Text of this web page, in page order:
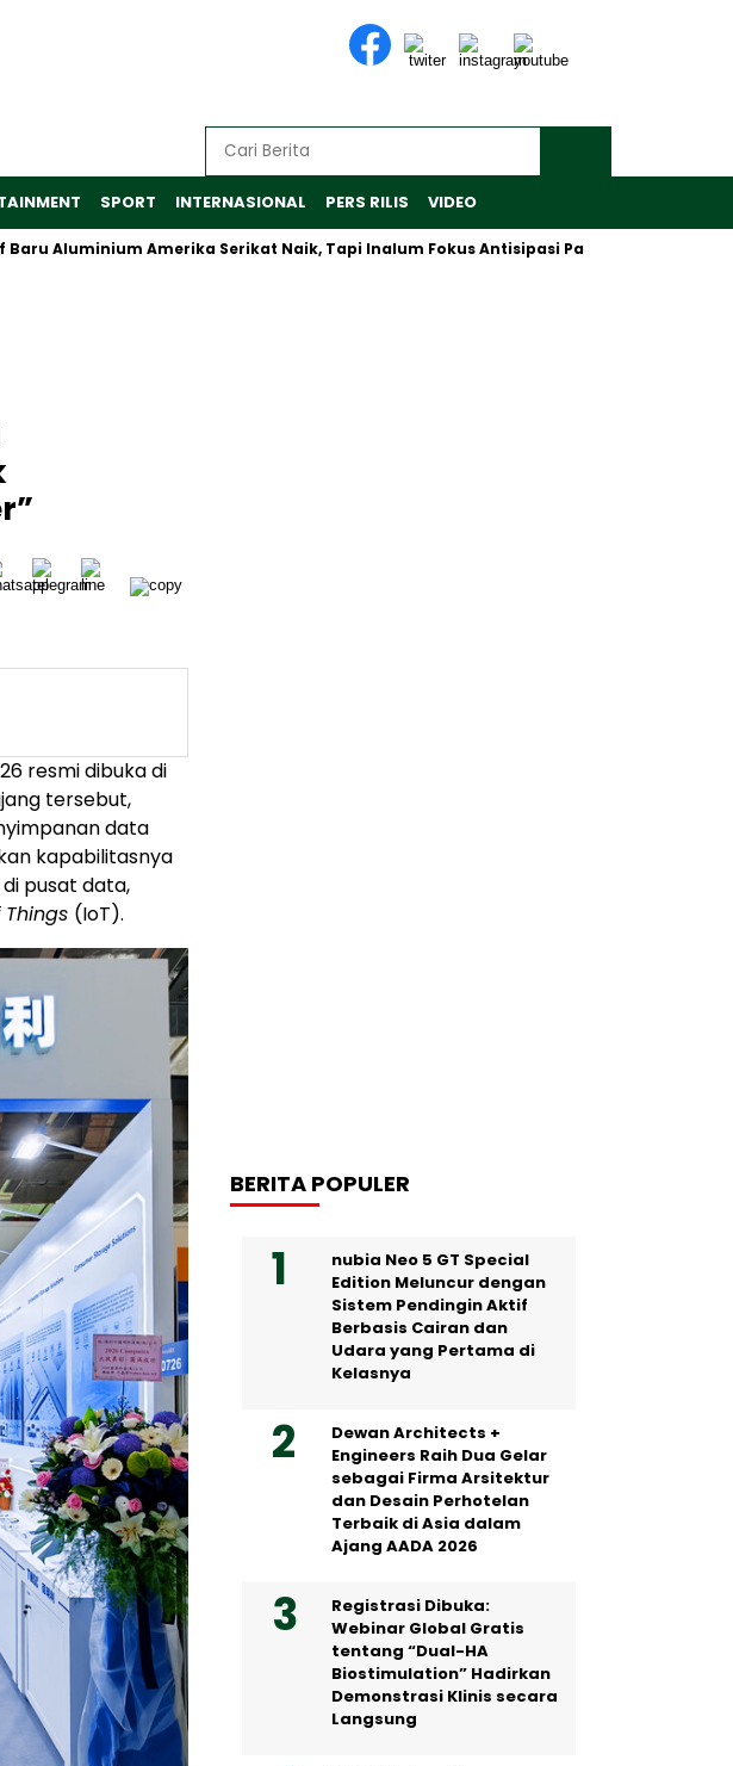
SPORT INTERNASIONAL PERS RILIS VIDEO
Amerika Serikat Naik, Tapi Inalum Fokus Antisipasi Pasar Global yang Berubah
resmi dibuka di
tersebut,
data
kapabilitasnya
pusat data,
(IoT).
BERITA POPULER
nubia Neo 5 GT Special
Edition Meluncur dengan
Sistem Pendingin Aktif
Berbasis Cairan dan
Udara yang Pertama di
Kelasnya
Dewan Architects +
Engineers Raih Dua Gelar
sebagai Firma Arsitektur
dan Desain Perhotelan
Terbaik di Asia dalam
Ajang AADA 2026
Registrasi Dibuka:
Webinar Global Gratis
tentang “Dual-HA
Biostimulation” Hadirkan
Demonstrasi Klinis secara
Langsung